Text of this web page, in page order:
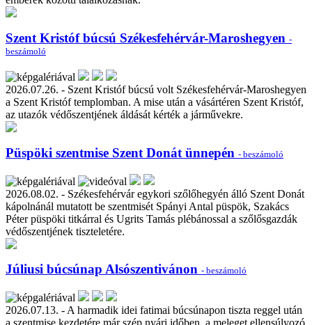
Szent Kristóf búcsú Székesfehérvár-Maroshegyen -
beszámoló
2026.07.26. - Szent Kristóf búcsú volt Székesfehérvár-Maroshegyen
a Szent Kristóf templomban. A mise után a vásártéren Szent Kristóf,
az utazók védőszentjének áldását kérték a járművekre.
Püspöki szentmise Szent Donát ünnepén - beszámoló
2026.08.02. - Székesfehérvár egykori szőlőhegyén álló Szent Donát
kápolnánál mutatott be szentmisét Spányi Antal püspök, Szakács
Péter püspöki titkárral és Ugrits Tamás plébánossal a szőlősgazdák
védőszentjének tiszteletére.
Júliusi búcsúnap Alsószentivánon - beszámoló
2026.07.13. - A harmadik idei fatimai búcsúnapon tiszta reggel után